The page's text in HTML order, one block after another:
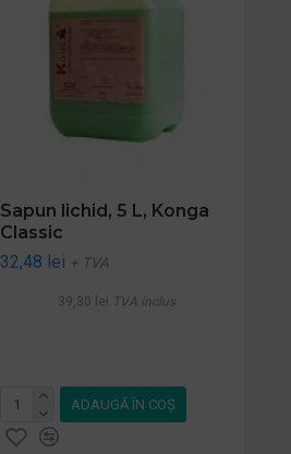
Sapun lichid, 5 L, Konga
Classic
32,48 lei + TVA
39,30 lei TVA inclus
ADAUGĂ ÎN COŞ